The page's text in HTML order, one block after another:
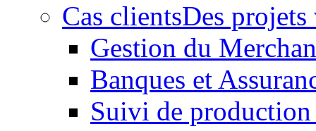
Cas clientsDes projets
Gestion du
Banques et
Suivi de